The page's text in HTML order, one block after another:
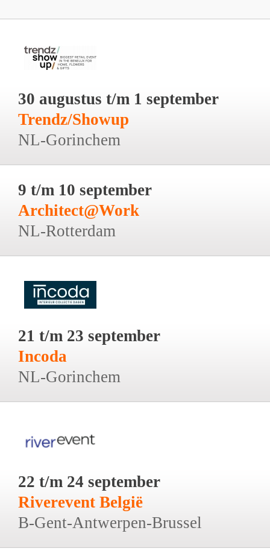
30 augustus t/m 1 september
Trendz/Showup
NL-Gorinchem
9 t/m 10 september
Architect@Work
NL-Rotterdam
21 t/m 23 september
Incoda
NL-Gorinchem
22 t/m 24 september
Riverevent België
B-Gent-Antwerpen-Brussel